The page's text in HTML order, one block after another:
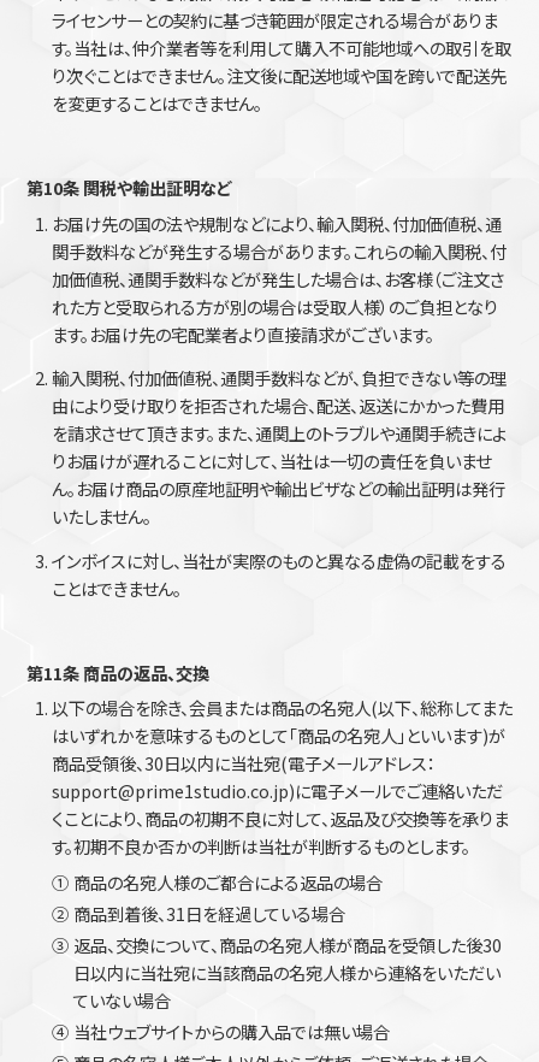
ライセンサーとの契約に基づき範囲が限定される場合がありま
す。当社は、仲介業者等を利用して購入不可能地域への取引を取
り次ぐことはできません。注文後に配送地域や国を跨いで配送先
を変更することはできません。
第10条 関税や輸出証明など
お届け先の国の法や規制などにより、輸入関税、付加価値税、通
関手数料などが発生する場合があります。これらの輸入関税、付
加価値税、通関手数料などが発生した場合は、お客様（ご注文さ
れた方と受取られる方が別の場合は受取人様）のご負担となり
ます。お届け先の宅配業者より直接請求がございます。
輸入関税、付加価値税、通関手数料などが、負担できない等の理
由により受け取りを拒否された場合、配送、返送にかかった費用
を請求させて頂きます。また、通関上のトラブルや通関手続きによ
りお届けが遅れることに対して、当社は一切の責任を負いませ
ん。お届け商品の原産地証明や輸出ビザなどの輸出証明は発行
いたしません。
インボイスに対し、当社が実際のものと異なる虚偽の記載をする
ことはできません。
第11条 商品の返品、交換
以下の場合を除き、会員または商品の名宛人(以下、総称してまた
はいずれかを意味するものとして「商品の名宛人」といいます)が
商品受領後、30日以内に当社宛(電子メールアドレス：
support@prime1studio.co.jp)に電子メールでご連絡いただ
くことにより、商品の初期不良に対して、返品及び交換等を承りま
す。初期不良か否かの判断は当社が判断するものとします。
① 商品の名宛人様のご都合による返品の場合
② 商品到着後、31日を経過している場合
③ 返品、交換について、商品の名宛人様が商品を受領した後30
日以内に当社宛に当該商品の名宛人様から連絡をいただい
ていない場合
④ 当社ウェブサイトからの購入品では無い場合